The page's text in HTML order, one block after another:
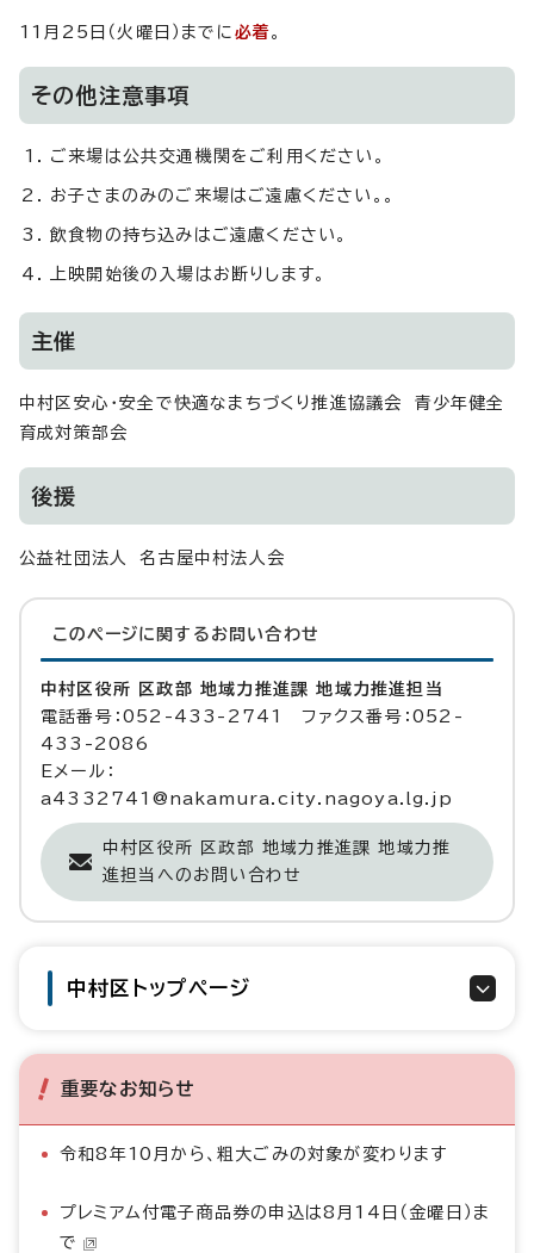
11月25日（火曜日）までに 必着。
その他注意事項
ご来場は公共交通機関をご利用ください。
お子さまのみのご来場はご遠慮ください。。
飲食物の持ち込みはご遠慮ください。
上映開始後の入場はお断りします。
主催
中村区安心・安全で快適なまちづくり推進協議会 青少年健全
育成対策部会
後援
公益社団法人 名古屋中村法人会
このページに関する お問い合わせ
中村区役所 区政部 地域力推進課 地域力推進担当
電話番号：052-433-2741 ファクス番号：052-
433-2086
Eメール：
a4332741@nakamura.city.nagoya.lg.jp
中村区役所 区政部 地域力推進課 地域力推
進担当へのお問い合わせ
中村区トップページ
重要なお知らせ
令和8年10月から、粗大ごみの対象が変わります
プレミアム付電子商品券の申込は8月14日（金曜日）ま
で